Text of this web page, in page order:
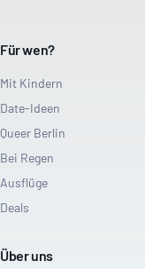
Für wen?
Mit Kindern
Date-Ideen
Queer Berlin
Bei Regen
Ausflüge
Deals
Über uns